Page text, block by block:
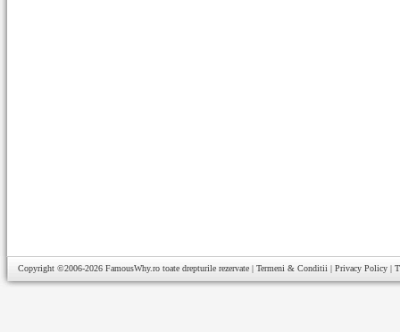
Copyright ©2006-2026 FamousWhy.ro toate drepturile rezervate | Termeni & Conditii | Privacy Policy |